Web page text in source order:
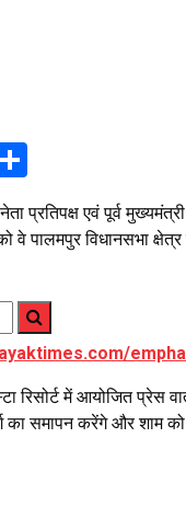
नेता प्रतिपक्ष एवं पूर्व
को वे पालमपुर विधानसभा
रिसोर्ट में आयोजित प्रेस
का समापन करेंगे और शाम